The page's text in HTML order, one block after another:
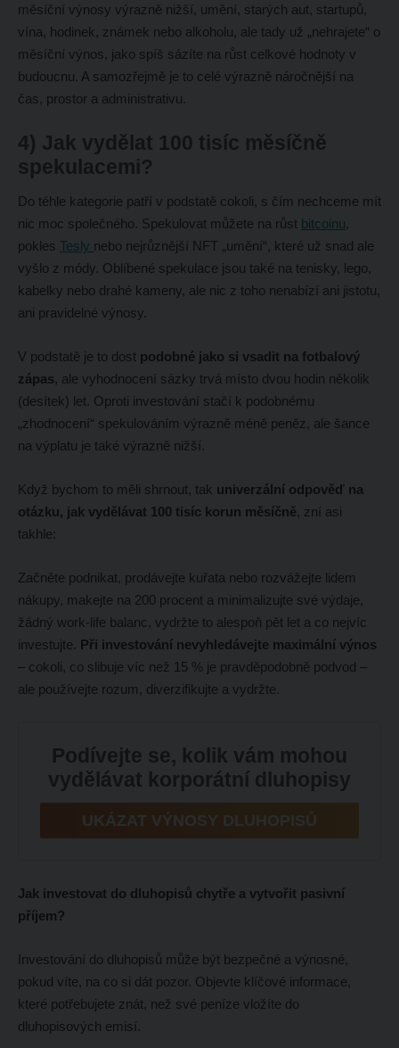
měsíční výnosy výrazně nižší, umění, starých aut, startupů,
vína, hodinek, známek nebo alkoholu, ale tady už „nehrajete“ o
měsíční výnos, jako spíš sázíte na růst celkové hodnoty v
budoucnu. A samozřejmě je to celé výrazně náročnější na
čas, prostor a administrativu.
4) Jak vydělat 100 tisíc měsíčně
spekulacemi?
Do téhle kategorie patří v podstatě cokoli, s čím nechceme mít
nic moc společného. Spekulovat můžete na růst bitcoinu,
pokles Tesly nebo nejrůznější NFT „umění“, které už snad ale
vyšlo z módy. Oblíbené spekulace jsou také na tenisky, lego,
kabelky nebo drahé kameny, ale nic z toho nenabízí ani jistotu,
ani pravidelné výnosy.
V podstatě je to dost podobné jako si vsadit na fotbalový
zápas, ale vyhodnocení sázky trvá místo dvou hodin několik
(desítek) let. Oproti investování stačí k podobnému
„zhodnocení“ spekulováním výrazně méně peněz, ale šance
na výplatu je také výrazně nižší.
Když bychom to měli shrnout, tak univerzální odpověď na
otázku, jak vydělávat 100 tisíc korun měsíčně, zní asi
takhle:
Začněte podnikat, prodávejte kuřata nebo rozvážejte lidem
nákupy, makejte na 200 procent a minimalizujte své výdaje,
žádný work-life balanc, vydržte to alespoň pět let a co nejvíc
investujte. Při investování nevyhledávejte maximální výnos
– cokoli, co slibuje víc než 15 % je pravděpodobně podvod –
ale používejte rozum, diverzifikujte a vydržte.
Podívejte se, kolik vám mohou
vydělávat korporátní dluhopisy
UKÁZAT VÝNOSY DLUHOPISŮ
Jak investovat do dluhopisů chytře a vytvořit pasivní
příjem?
Investování do dluhopisů může být bezpečné a výnosné,
pokud víte, na co si dát pozor. Objevte klíčové informace,
které potřebujete znát, než své peníze vložíte do
dluhopisových emisí.